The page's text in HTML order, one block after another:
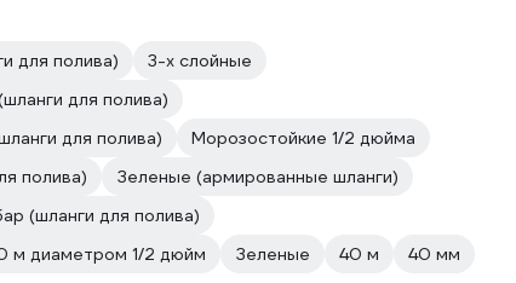
для полива)
3-х слойные
для полива)
для полива)
Морозостойкие 1/2 дюйма
полива)
Зеленые (армированные шланги)
(шланги для полива)
м диаметром 1/2 дюйм Зеленые 40 м
40 мм